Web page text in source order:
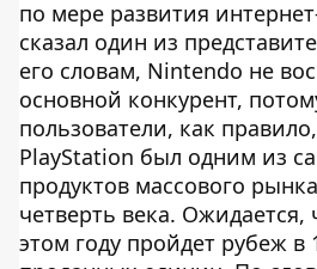
по мере развития
сказал один из
его словам, Nintendo не
основной конкурент,
пользователи, как
PlayStation был одним из
продуктов массового
четверть века. Ожидается,
этом году пройдет рубеж